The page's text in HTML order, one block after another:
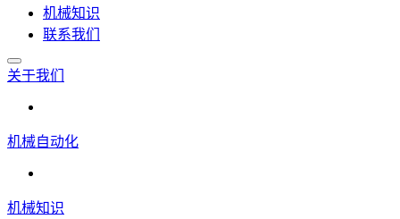
机械知识
联系我们
关于我们
机械自动化
机械知识